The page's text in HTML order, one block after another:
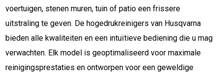
voertuigen, stenen muren, tuin of patio een frissere
uitstraling te geven. De hogedrukreinigers van Husqvarna
bieden alle kwaliteiten en een intuïtieve bediening die u mag
verwachten. Elk model is geoptimaliseerd voor maximale
reinigingsprestaties en ontworpen voor een geweldige